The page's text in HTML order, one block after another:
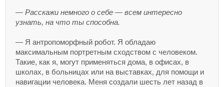
— Расскажи немного о себе — всем интересно
узнать, на что ты способна.
— Я антропоморфный робот. Я обладаю
максимальным портретным сходством с человеком.
Такие, как я, могут применяться дома, в офисах, в
школах, в больницах или на выставках, для помощи и
навигации человека. Меня создали шесть лет назад в